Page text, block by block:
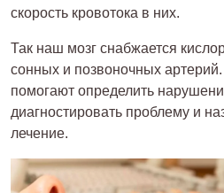
скорость кровотока в них.
Так наш мозг снабжается
сонных и позвоночных
помогают определить
диагностировать проблему и
лечение.